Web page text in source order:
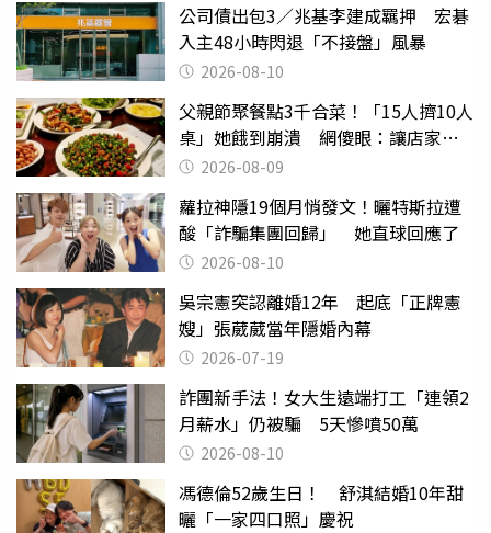
公司債出包3／兆基李建成羈押 宏碁
入主48小時閃退「不接盤」風暴
2026-08-10
父親節聚餐點3千合菜！「15人擠10人
桌」她餓到崩潰 網傻眼：讓店家看
笑話2026-08-09
蘿拉神隱19個月悄發文！曬特斯拉遭
酸「詐騙集團回歸」 她直球回應了
2026-08-10
吳宗憲突認離婚12年 起底「正牌憲
嫂」張葳葳當年隱婚內幕
2026-07-19
詐團新手法！女大生遠端打工「連領2
月薪水」仍被騙 5天慘噴50萬
2026-08-10
馮德倫52歲生日！ 舒淇結婚10年甜
曬「一家四口照」慶祝